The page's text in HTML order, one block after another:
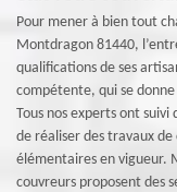
Pour mener à bien tout
Montdragon 81440,
qualifications de ses
compétente, qui se
Tous nos experts ont
de réaliser des travaux
élémentaires en vigueur.
couvreurs proposent des